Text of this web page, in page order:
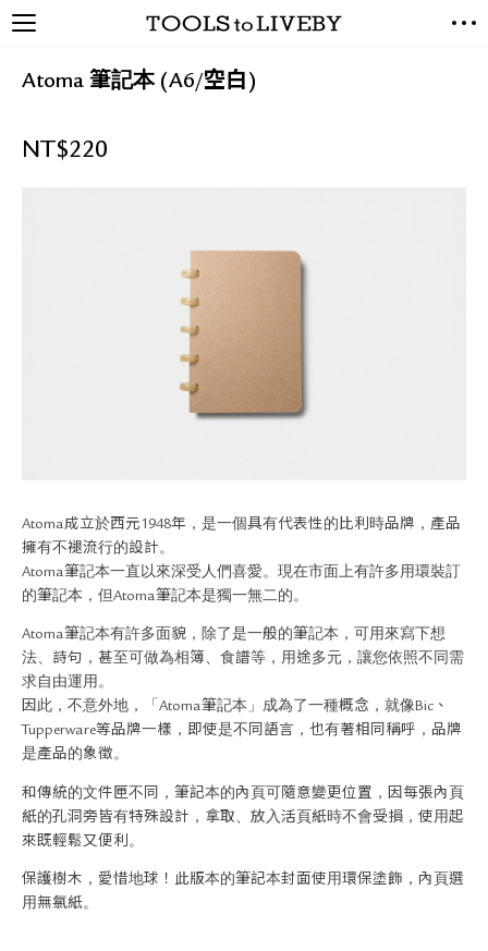
Atoma 筆記本 (A6/空白)
NT$220
Atoma成立於西元1948年，是一個具有代表性的比利時品牌，產品
擁有不褪流行的設計。
Atoma筆記本一直以來深受人們喜愛。現在市面上有許多用環裝訂
的筆記本，但Atoma筆記本是獨一無二的。
Atoma筆記本有許多面貌，除了是一般的筆記本，可用來寫下想
法、詩句，甚至可做為相簿、食譜等，用途多元，讓您依照不同需
求自由運用。
因此，不意外地，「Atoma筆記本」成為了一種概念，就像Bic、
Tupperware等品牌一樣，即使是不同語言，也有著相同稱呼，品牌
是產品的象徵。
和傳統的文件匣不同，筆記本的內頁可隨意變更位置，因每張內頁
紙的孔洞旁皆有特殊設計，拿取、放入活頁紙時不會受損，使用起
來既輕鬆又便利。
保護樹木，愛惜地球！此版本的筆記本封面使用環保塗飾，內頁選
用無氯紙。
EXCLUSIVES
LIVING TOOLS
常見問題
隱私政策
網站地圖